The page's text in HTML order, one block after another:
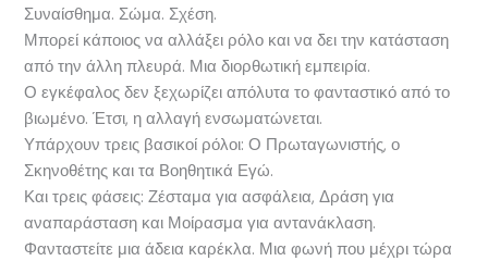
Συναίσθημα. Σώμα. Σχέση.
Μπορεί κάποιος να αλλάξει ρόλο και να δει την κατάσταση
από την άλλη πλευρά. Μια διορθωτική εμπειρία.
Ο εγκέφαλος δεν ξεχωρίζει απόλυτα το φανταστικό από το
βιωμένο. Έτσι, η αλλαγή ενσωματώνεται.
Υπάρχουν τρεις βασικοί ρόλοι: Ο Πρωταγωνιστής, ο
Σκηνοθέτης και τα Βοηθητικά Εγώ.
Και τρεις φάσεις: Ζέσταμα για ασφάλεια, Δράση για
αναπαράσταση και Μοίρασμα για αντανάκλαση.
Φανταστείτε μια άδεια καρέκλα. Μια φωνή που μέχρι τώρα